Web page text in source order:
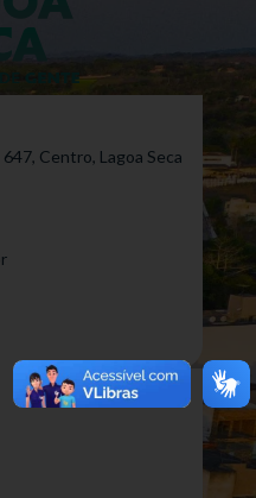
Centro, Lagoa Seca